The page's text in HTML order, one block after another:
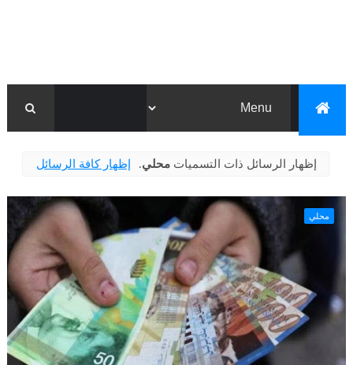
‏إظهار الرسائل ذات التسميات محلي. إظهار كافة الرسائل
محلي